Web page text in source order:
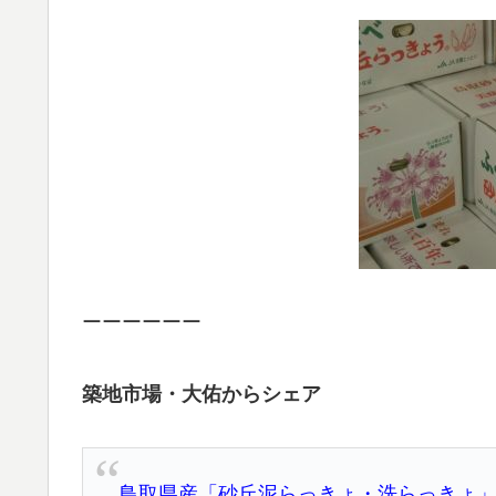
ーーーーーー
築地市場・大佑からシェア